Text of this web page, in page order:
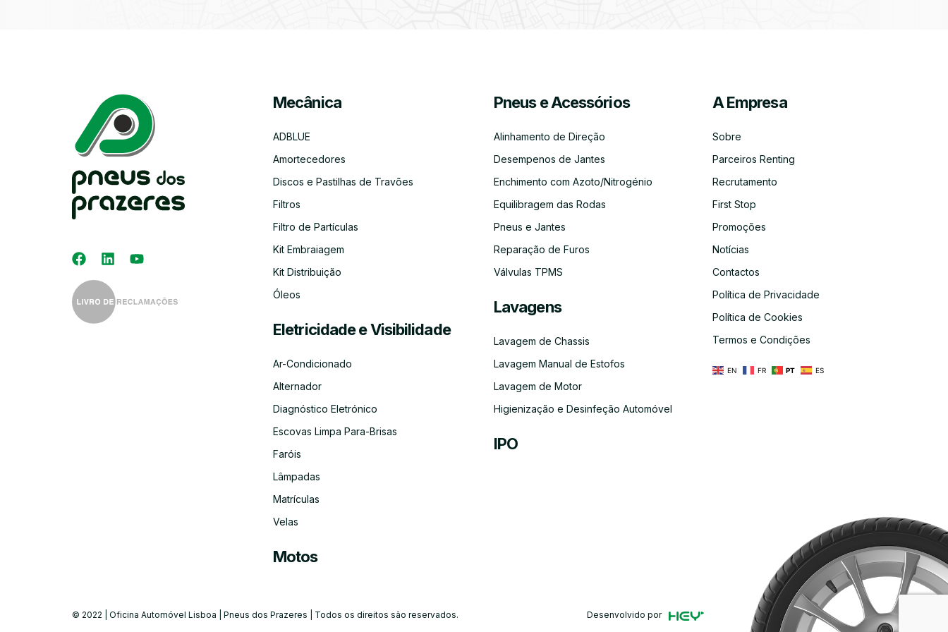
Mecânica
ADBLUE
Amortecedores
Discos e Pastilhas de Travões
Filtros
Filtro de Partículas
Kit Embraiagem
Kit Distribuição
Óleos
Eletricidade e Visibilidade
Ar-Condicionado
Alternador
Diagnóstico Eletrónico
Escovas Limpa Para-Brisas
Faróis
Lâmpadas
Matrículas
Velas
Motos
Pneus e Acessórios
Alinhamento de Direção
Desempenos de Jantes
Enchimento com Azoto/Nitrogénio
Equilibragem das Rodas
Pneus e Jantes
Reparação de Furos
Válvulas TPMS
Lavagens
Lavagem de Chassis
Lavagem Manual de Estofos
Lavagem de Motor
Higienização e Desinfeção Automóvel
IPO
A Empresa
Sobre
Parceiros Renting
Recrutamento
First Stop
Promoções
Notícias
Contactos
Política de Privacidade
Política de Cookies
Termos e Condições
EN FR PT ES
© 2022 | Oficina Automóvel Lisboa | Pneus dos Prazeres | Todos os direitos são reservados. Desenvolvido por
Kit
Kit
Diagnóstico
Rádios
AlternadorADBLUELimpeza
do
Circuito
de
Refrigeração
Faróis
Serviço
Recolha
e
Carro
LubrificaçãoInspeção
Automóvel
Escovas
Limpa
Para-
Brisas
Filtros
Emissões
de
Gases
(CO)